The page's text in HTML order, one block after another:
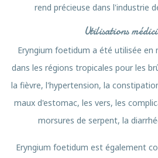
rend précieuse dans l'industrie
Utilisations
Eryngium foetidum a été utilisée en
dans les régions tropicales pour les
la fièvre, l'hypertension, la
maux d'estomac, les vers, les
morsures de serpent, la
Eryngium foetidum est également